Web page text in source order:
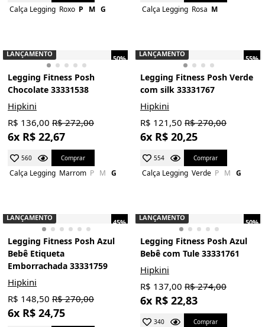
Calça Legging Roxo P M G Calça Legging Rosa M
50%
LANÇAMENTO
Legging Fitness Posh
Chocolate 33331538
Hipkini
R$ 136,00 R$ 272,00
6x R$ 22,67
560 Comprar
Calça Legging Marrom P M G
55%
LANÇAMENTO
Legging Fitness Posh Verde
com silk 33331767
Hipkini
R$ 121,50 R$ 270,00
6x R$ 20,25
554 Comprar
Calça Legging Verde P M G
45%
LANÇAMENTO
Legging Fitness Posh Azul
Bebê Etiqueta
Emborrachada 33331759
Hipkini
R$ 148,50 R$ 270,00
6x R$ 24,75
50%
LANÇAMENTO
Legging Fitness Posh Azul
Bebê com Tule 33331761
Hipkini
R$ 137,00 R$ 274,00
6x R$ 22,83
340 Comprar